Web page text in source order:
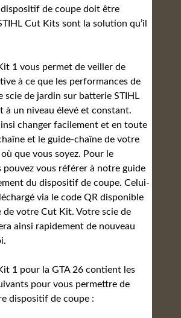
de coupe doit être
Cut Kits sont la solution qu’il
1 vous permet de veiller de
à ce que les performances de
scie de jardin sur batterie STIHL
à un niveau élevé et constant.
changer facilement et en toute
et le guide-chaîne de votre
que vous soyez. Pour le
pouvez vous référer à notre guide
du dispositif de coupe. Celui-
via le code QR disponible
de votre Cut Kit. Votre scie de
ainsi rapidement de nouveau
1 pour la GTA 26 contient les
pour vous permettre de
dispositif de coupe :